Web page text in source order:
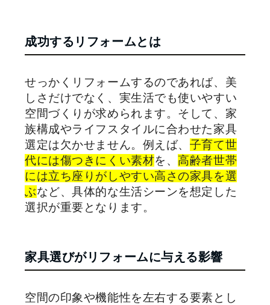
成功するリフォームとは
せっかくリフォームするのであれば、美
しさだけでなく、実生活でも使いやすい
空間づくりが求められます。そして、家
族構成やライフスタイルに合わせた家具
選定は欠かせません。例えば、 子育て世
代には傷つきにくい素材を、高齢者世帯
には立ち座りがしやすい高さの家具を選
ぶなど、具体的な生活シーンを想定した
選択が重要となります。
家具選びがリフォームに与える影響
空間の印象や機能性を左右する要素とし